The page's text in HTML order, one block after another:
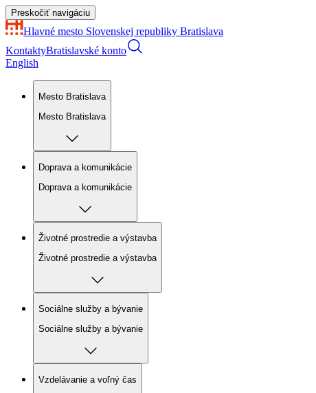
Preskočiť navigáciu
Hlavné mesto Slovenskej republiky Bratislava
KontaktyBratislavské konto
English
Mesto Bratislava
Mesto Bratislava
Doprava a komunikácie
Doprava a komunikácie
Životné prostredie a výstavba
Životné prostredie a výstavba
Sociálne služby a bývanie
Sociálne služby a bývanie
Vzdelávanie a voľný čas